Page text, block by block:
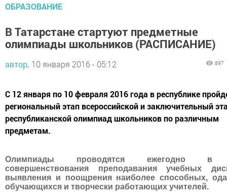
ОБРАЗОВАНИЕ
В Татарстане стартуют предметные
олимпиады школьников (РАСПИСАНИЕ)
автор, 10 января 2016 - 05:12 897
С 12 января по 10 февраля 2016 года в республике
региональный этап всероссийской и заключительный
республиканской олимпиад школьников по различным
предметам.
Олимпиады проводятся ежегодно в
совершенствования преподавания учебных
выявления и поощрения наиболее способных,
обучающихся и творчески работающих учителей.